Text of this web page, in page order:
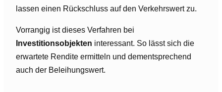
lassen einen Rückschluss auf den Verkehrswert zu.
Vorrangig ist dieses Verfahren bei
Investitionsobjekten interessant. So lässt sich die
erwartete Rendite ermitteln und dementsprechend
auch der Beleihungswert.